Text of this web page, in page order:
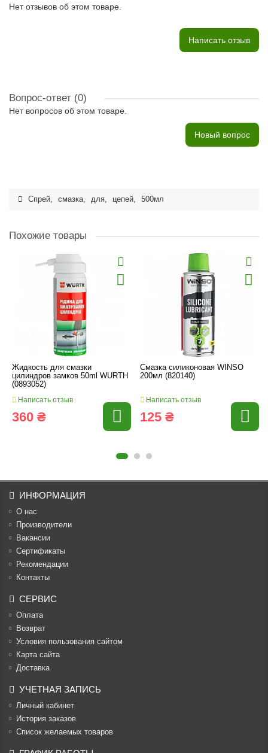
Нет отзывов об этом товаре.
Написать отзыв
Вопрос-ответ (0)
Нет вопросов об этом товаре.
Новый вопрос
Спрей, смазка, для, цепей, 500мл
Похожие товары
Жидкость для смазки
цилиндров замков 50ml WURTH
(0893052)
Написать отзыв
360 ₴
Смазка силиконовая WINSO
200мл (820140)
Написать отзыв
125 ₴
ИНФОРМАЦИЯ
О нас
Производители
Вакансии
Cертификаты
Рекомендации
Контакты
СЕРВИС
Оплата
Возврат
Условия пользования сайтом
Карта сайта
Доставка
УЧЕТНАЯ ЗАПИСЬ
Личный кабинет
История заказов
Список желаемых товаров